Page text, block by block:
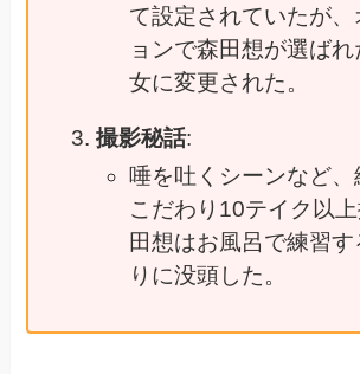
て設定されていたが
ョンで森田想が選ば
女に変更された。
撮影秘話:
唾を吐くシーンなど
こだわり10テイク以
田想はお風呂で練習
りに没頭した。